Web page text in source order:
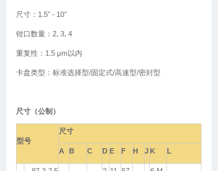
尺寸： 1.5" - 10"
钳口数量： 2, 3, 4
重复性： 1.5 μm以内
卡盘类型：标准选择型/固定式/高速型/密封型
尺寸 （公制）
型号
尺寸
A B C D E F H J K L